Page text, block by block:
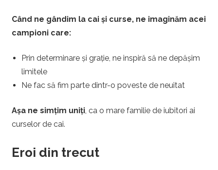
Când ne gândim la cai și curse, ne imaginăm acei
campioni care:
Prin determinare și grație, ne inspiră să ne depășim
limitele
Ne fac să fim parte dintr-o poveste de neuitat
Așa ne simțim uniți, ca o mare familie de iubitori ai
curselor de cai.
Eroi din trecut